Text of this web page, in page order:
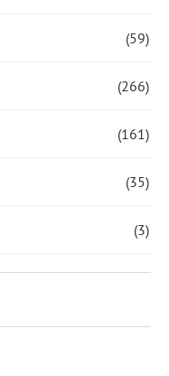
(59)
(266)
(161)
(35)
(3)